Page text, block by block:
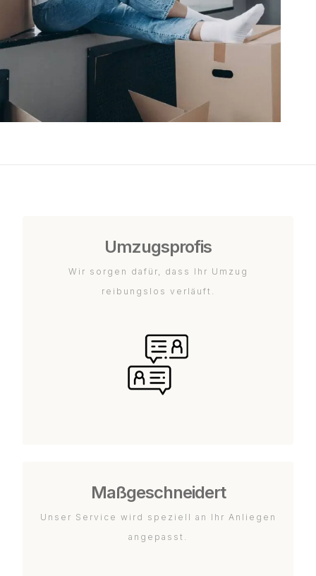
Umzugsprofis
Wir sorgen dafür, dass Ihr Umzug
reibungslos verläuft.
Maßgeschneidert
Unser Service wird speziell an Ihr Anliegen
angepasst.